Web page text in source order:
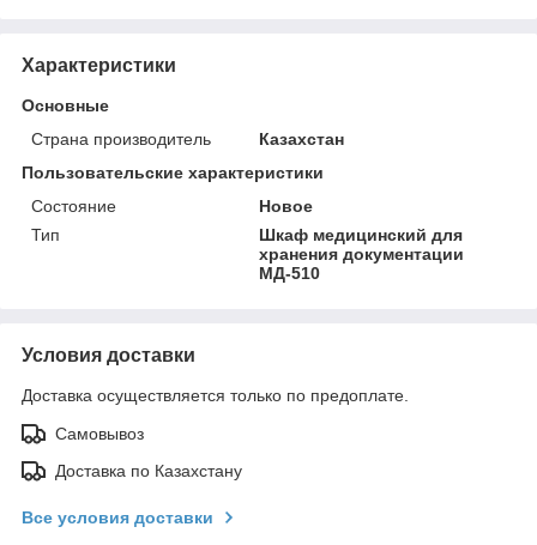
Характеристики
Основные
Страна производитель
Казахстан
Пользовательские характеристики
Состояние
Новое
Тип
Шкаф медицинский для
хранения документации
МД-510
Условия доставки
Доставка осуществляется только по предоплате.
Самовывоз
Доставка по Казахстану
Все условия доставки